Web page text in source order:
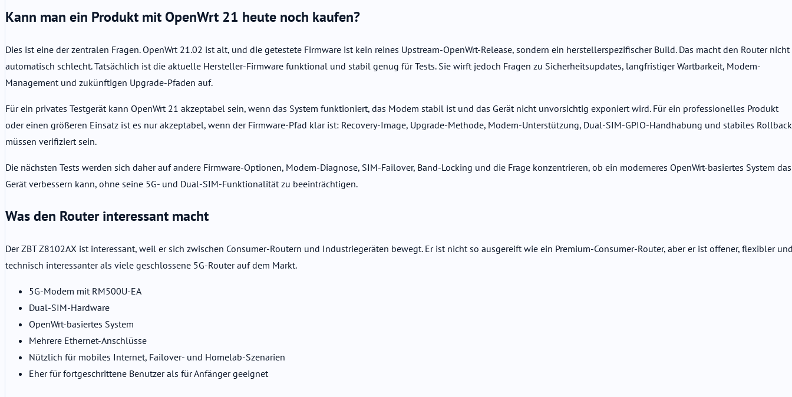
Kann man ein Produkt mit OpenWrt 21 heute noch kaufen?
Dies ist eine der zentralen Fragen. OpenWrt 21.02 ist alt, und die getestete Firmware ist kein reines Upstream-OpenWrt-Release, sondern ein herstellerspezifischer Build. Das macht den Router nicht
automatisch schlecht. Tatsächlich ist die aktuelle Hersteller-Firmware funktional und stabil genug für Tests. Sie wirft jedoch Fragen zu Sicherheitsupdates, langfristiger Wartbarkeit, Modem-
Management und zukünftigen Upgrade-Pfaden auf.
Für ein privates Testgerät kann OpenWrt 21 akzeptabel sein, wenn das System funktioniert, das Modem stabil ist und das Gerät nicht unvorsichtig exponiert wird. Für ein professionelles Produkt
oder einen größeren Einsatz ist es nur akzeptabel, wenn der Firmware-Pfad klar ist: Recovery-Image, Upgrade-Methode, Modem-Unterstützung, Dual-SIM-GPIO-Handhabung und stabiles Rollback
müssen verifiziert sein.
Die nächsten Tests werden sich daher auf andere Firmware-Optionen, Modem-Diagnose, SIM-Failover, Band-Locking und die Frage konzentrieren, ob ein moderneres OpenWrt-basiertes System das
Gerät verbessern kann, ohne seine 5G- und Dual-SIM-Funktionalität zu beeinträchtigen.
Was den Router interessant macht
Der ZBT Z8102AX ist interessant, weil er sich zwischen Consumer-Routern und Industriegeräten bewegt. Er ist nicht so ausgereift wie ein Premium-Consumer-Router, aber er ist offener, flexibler
technisch interessanter als viele geschlossene 5G-Router auf dem Markt.
5G-Modem mit RM500U-EA
Dual-SIM-Hardware
OpenWrt-basiertes System
Mehrere Ethernet-Anschlüsse
Nützlich für mobiles Internet, Failover- und Homelab-Szenarien
Eher für fortgeschrittene Benutzer als für Anfänger geeignet